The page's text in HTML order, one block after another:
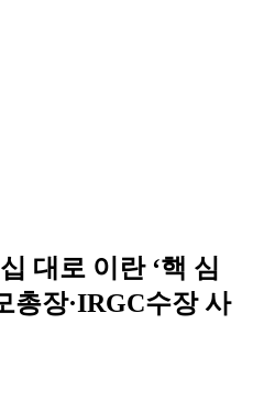
대로 이란 ‘핵 심
총장·IRGC수장 사